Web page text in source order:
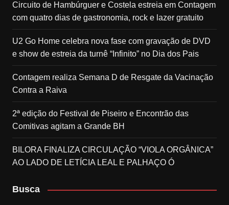
Circuito de Hambúrguer e Costela estreia em Contagem
com quatro dias de gastronomia, rock e lazer gratuito
U2 Go Home celebra nova fase com gravação de DVD
e show de estreia da turnê “Infinito” no Dia dos Pais
Contagem realiza Semana D de Resgate da Vacinação
Contra a Raiva
2ª edição do Festival de Piseiro e Encontrão das
Comitivas agitam a Grande BH
BILORA FINALIZA CIRCULAÇÃO “VIOLA ORGÂNICA”
AO LADO DE LETÍCIA LEAL E PALHAÇO Ó
Busca